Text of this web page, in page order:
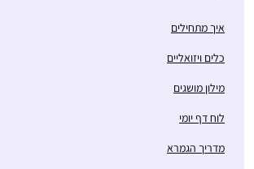
איך מתחילים
כלים ויזואליים
מילון מושגים
לוח דף יומי
מדריך הגמרא